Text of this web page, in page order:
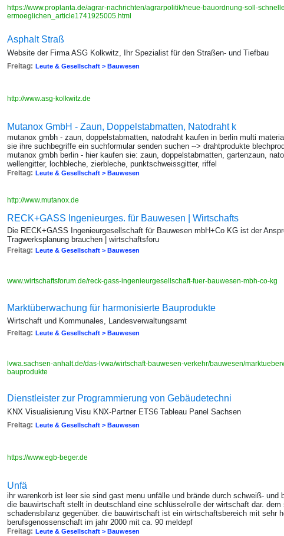
https://www.proplanta.de/agrar-nachrichten/agrarpolitik/neue-bauordnung-soll-
ermoeglichen_article1741925005.html
Asphalt Straß
Website der Firma ASG Kolkwitz, Ihr Spezialist für den Straßen- und Tiefbau
Freitag: Leute & Gesellschaft > Bauwesen
http://www.asg-kolkwitz.de
Mutanox GmbH - Zaun, Doppelstabmatten, Natodraht k
mutanox gmbh - zaun, doppelstabmatten, natodraht kaufen in berlin multi
sie ihre suchbegriffe ein suchformular senden suchen --> drahtprodukte
mutanox gmbh berlin - hier kaufen sie: zaun, doppelstabmatten, gartenzaun,
wellengitter, lochbleche, zierbleche, punktschweissgitter, riffel
Freitag: Leute & Gesellschaft > Bauwesen
http://www.mutanox.de
RECK+GASS Ingenieurges. für Bauwesen | Wirtschafts
Die RECK+GASS Ingenieurgesellschaft für Bauwesen mbH+Co KG ist der
Tragwerksplanung brauchen | wirtschaftsforu
Freitag: Leute & Gesellschaft > Bauwesen
www.wirtschaftsforum.de/reck-gass-ingenieurgesellschaft-fuer-bauwesen-mbh-co-kg
Marktüberwachung für harmonisierte Bauprodukte
Wirtschaft und Kommunales, Landesverwaltungsamt
Freitag: Leute & Gesellschaft > Bauwesen
lvwa.sachsen-anhalt.de/das-lvwa/wirtschaft-bauwesen-verkehr/bauwesen/
bauprodukte
Dienstleister zur Programmierung von Gebäudetechni
KNX Visualisierung Visu KNX-Partner ETS6 Tableau Panel Sachsen
Freitag: Leute & Gesellschaft > Bauwesen
https://www.egb-beger.de
Unfä
ihr warenkorb ist leer sie sind gast menu unfälle und brände durch schweiß- und
die bauwirtschaft stellt in deutschland eine schlüsselrolle der wirtschaft dar.
schadensbilanz gegenüber. die bauwirtschaft ist ein wirtschaftsbereich mit sehr
berufsgenossenschaft im jahr 2000 mit ca. 90 meldepf
Freitag: Leute & Gesellschaft > Bauwesen